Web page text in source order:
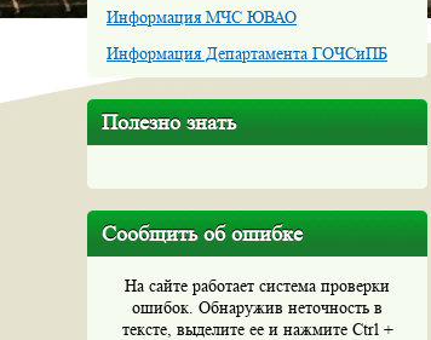
Информация МЧС ЮВАО
Информация Департамента ГОЧСиПБ
Полезно знать
Сообщить об ошибке
На сайте работает система проверки
ошибок. Обнаружив неточность в
тексте, выделите ее и нажмите Ctrl +